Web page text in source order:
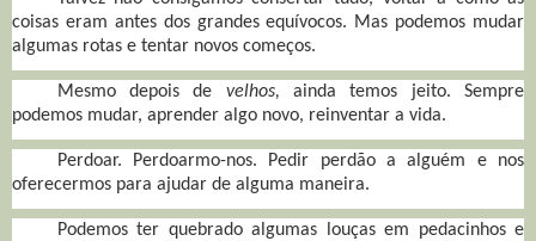
coisas eram antes dos grandes equívocos. Mas podemos mudar
algumas rotas e tentar novos começos.
Mesmo depois de velhos, ainda temos jeito. Sempre
podemos mudar, aprender algo novo, reinventar a vida.
Perdoar. Perdoarmo-nos. Pedir perdão a alguém e nos
oferecermos para ajudar de alguma maneira.
Podemos ter quebrado algumas louças em pedacinhos e